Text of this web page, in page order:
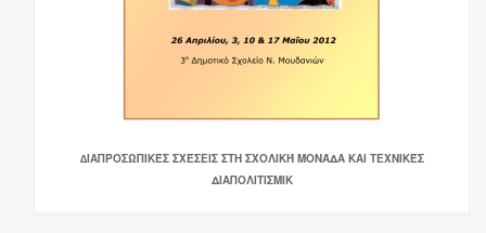
∆ΙΑΠΡΟΣΩΠΙΚΈΣ ΣΧΈΣΕΙΣ ΣΤΗ ΣΧΟΛΙΚΉ ΜΟΝΆΔΑ ΚΑΙ ΤΕΧΝΙΚΈΣ
ΔΙΑΠΟΛΙΤΙΣΜΙΚ